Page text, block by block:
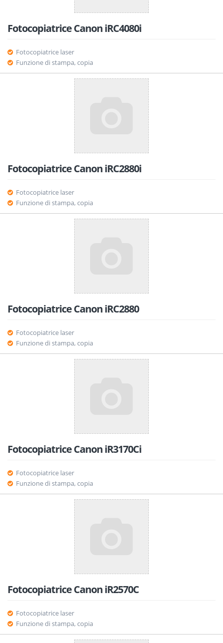
Fotocopiatrice Canon iRC4080i
Fotocopiatrice laser
Funzione di stampa, copia
Fotocopiatrice Canon iRC2880i
Fotocopiatrice laser
Funzione di stampa, copia
Fotocopiatrice Canon iRC2880
Fotocopiatrice laser
Funzione di stampa, copia
Fotocopiatrice Canon iR3170Ci
Fotocopiatrice laser
Funzione di stampa, copia
Fotocopiatrice Canon iR2570C
Fotocopiatrice laser
Funzione di stampa, copia